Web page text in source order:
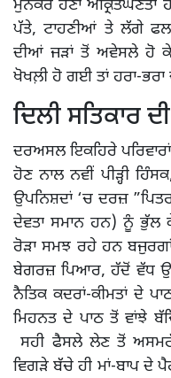
ਮੁਨਕਰ ਹੋਣਾ
ਪੱਤੇ, ਟਾਹਣੀਆਂ ਤੇ ਲੱਗੇ
ਦੀਆਂ ਜੜਾਂ ਤੋਂ ਅਵੇਸਲੇ ਹੋ
ਖੋਖਲ਼ੀ ਹੋ ਗਈ ਤਾਂ ਹਰਾ-
ਦਿਲੀ ਸਤਿਕਾਰ
ਦਰਅਸਲ ਇਕਹਿਰੇ
ਹੋਣ ਨਾਲ ਨਵੀਂ ਪੀੜ੍ਹੀ
ਉਪਨਿਸ਼ਦਾਂ ‘ਚ ਦਰਜ਼
ਦੇਵਤਾ ਸਮਾਨ ਹਨ) ਨੂੰ
ਰੋੜਾ ਸਮਝ ਰਹੇ ਹਨ
ਬੇਗਰਜ਼ ਪਿਆਰ, ਹੱਦੋਂ ਵੱਧ
ਨੈਤਿਕ ਕਦਰਾਂ-ਕੀਮਤਾਂ ਦੇ
ਮਿਹਨਤ ਦੇ ਪਾਠ ਤੋਂ ਵਾਂਝੇ
ਸਹੀ ਫੈਸਲੇ ਲੇਣ ਤੋਂ
ਵਿਗੜੇ ਬੱਚੇ ਹੀ ਮਾਂ-ਬਾਪ ਦੇ